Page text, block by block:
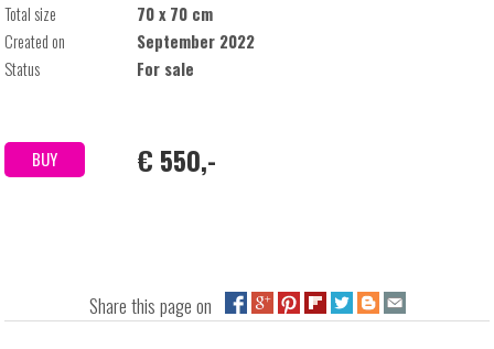
Total size
70 x 70 cm
Created on
September 2022
Status
For sale
BUY € 550,-
Share this page on